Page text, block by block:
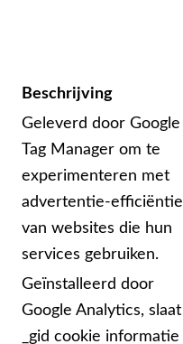
Beschrijving
Geleverd door Google
Tag Manager om te
experimenteren met
advertentie-efficiëntie
van websites die hun
services gebruiken.
Geïnstalleerd door
Google Analytics, slaat
_gid cookie informatie